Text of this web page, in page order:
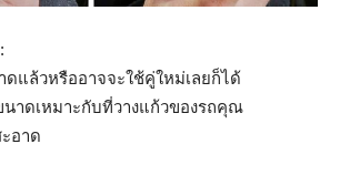
ดแล้วหรืออาจจะใช้คู่ใหม่เลยก็ได้
าดเหมาะกับที่วางแก้วของรถคุณ
อาด